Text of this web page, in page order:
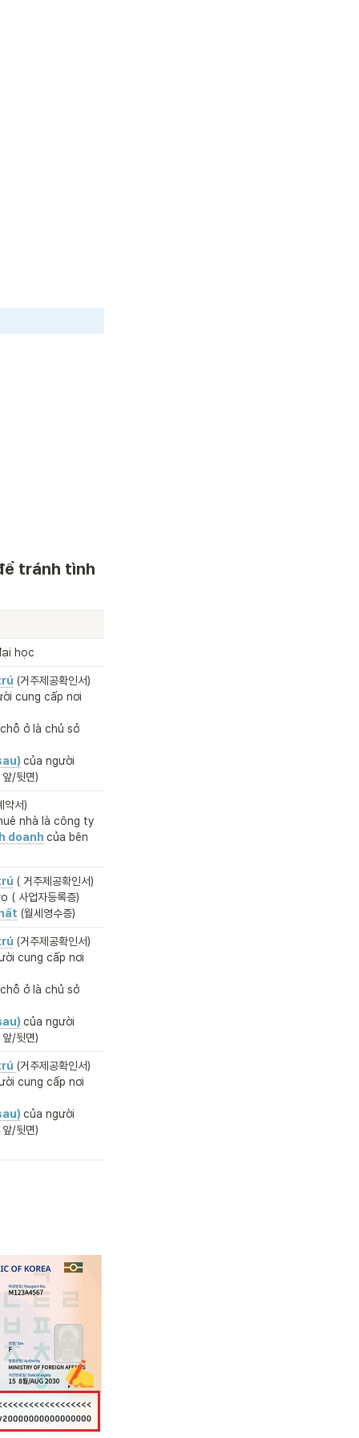
tránh tình
học
(거주제공확인서)
cung cấp nơi
ở là chủ sở
của người
/뒷면)
약서)
nhà là công ty
doanh của bên
( 거주제공확인서)
( 사업자등록증)
(월세영수증)
cung cấp nơi
ở là chủ sở
của người
/뒷면)
(거주제공확인서)
cung cấp nơi
của người
/뒷면)